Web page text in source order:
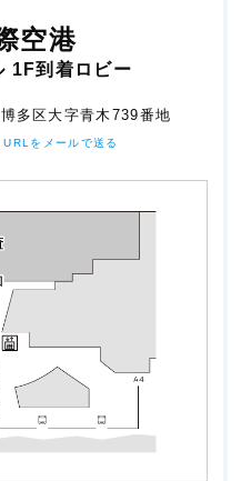
空港
1F到着ロビー
多区大字青木739番地
URLをメールで送る